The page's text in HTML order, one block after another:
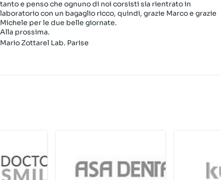
tanto e penso che ognuno di noi corsisti sia rientrato in
laboratorio con un bagaglio ricco, quindi, grazie Marco e grazie
Michele per le due belle giornate.
Alla prossima.
Mario Zottarel Lab. Parise